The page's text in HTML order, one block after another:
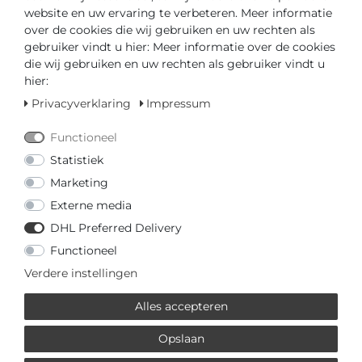
of
MEHR VON FESTINA
€ 690,00 *
Festina AUTOMATICO
Festina
*incl. totaal Btw. excl. Verzendkosten
€ 690,00 *
website en uw ervaring te verbeteren. Meer informatie
over de cookies die wij gebruiken en uw rechten als
gebruiker vindt u hier: Meer informatie over de cookies
die wij gebruiken en uw rechten als gebruiker vindt u
hier:
Privacyverklaring
Impressum
Functioneel
Statistiek
Marketing
Externe media
DHL Preferred Delivery
Functioneel
Verdere instellingen
Alles accepteren
Opslaan